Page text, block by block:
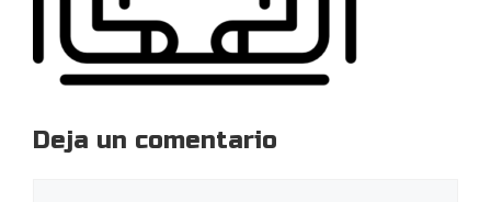
Deja un comentario